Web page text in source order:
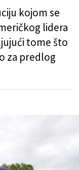
kojom se
lidera
tome što
za predlog